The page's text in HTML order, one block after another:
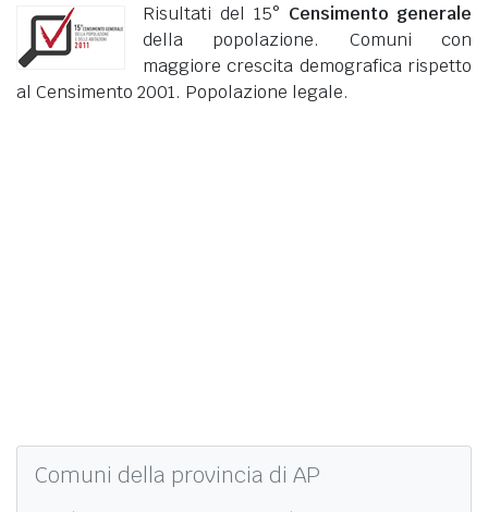
Risultati del 15° Censimento generale
della popolazione. Comuni con
maggiore crescita demografica rispetto
al Censimento 2001. Popolazione legale.
Comuni della provincia di AP